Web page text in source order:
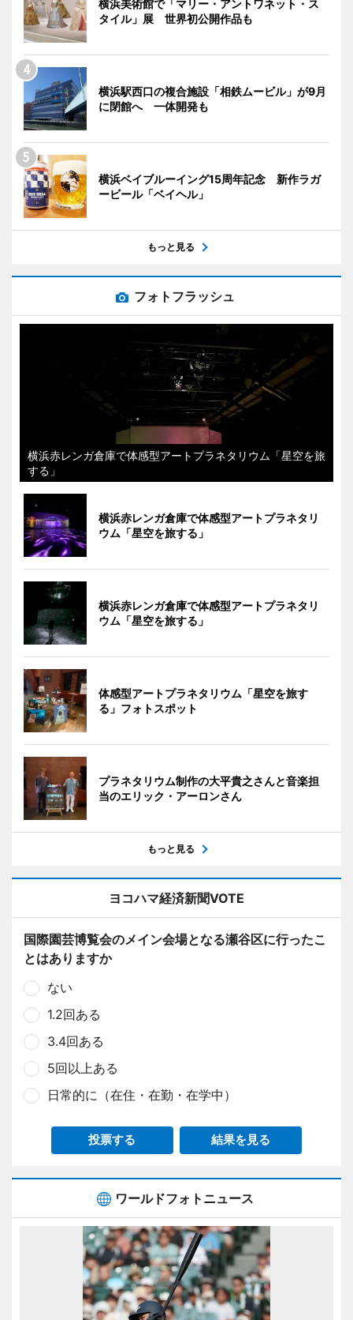
横浜美術館で「マリー・アントワネット・ス
タイル」展 世界初公開作品も
横浜駅西口の複合施設「相鉄ムービル」が9月
に閉館へ 一体開発も
横浜ベイブルーイング15周年記念 新作ラガ
ービール「ベイヘル」
もっと見る
フォトフラッシュ
横浜赤レンガ倉庫で体感型アートプラネタリウム「星空を旅
する」
横浜赤レンガ倉庫で体感型アートプラネタリ
ウム「星空を旅する」
横浜赤レンガ倉庫で体感型アートプラネタリ
ウム「星空を旅する」
体感型アートプラネタリウム「星空を旅す
る」フォトスポット
プラネタリウム制作の大平貴之さんと音楽担
当のエリック・アーロンさん
もっと見る
ヨコハマ経済新聞VOTE
国際園芸博覧会のメイン会場となる瀬谷区に行ったこ
とはありますか
ない
1.2回ある
3.4回ある
5回以上ある
日常的に（在住・在勤・在学中）
投票する 結果を見る
ワールドフォトニュース